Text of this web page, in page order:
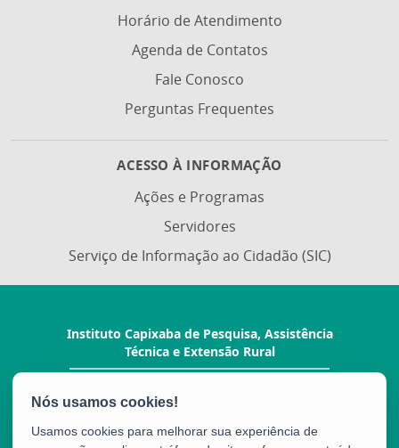
Horário de Atendimento
Agenda de Contatos
Fale Conosco
Perguntas Frequentes
ACESSO À INFORMAÇÃO
Ações e Programas
Servidores
Serviço de Informação ao Cidadão (SIC)
Instituto Capixaba de Pesquisa, Assistência
Técnica e Extensão Rural
CEP: 29052-010 - Vitória / ES
Usamos cookies para melhorar sua experiência de